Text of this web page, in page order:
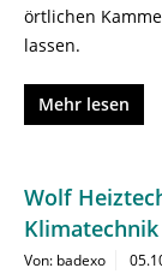
örtlichen
lassen.
Mehr lesen
Wolf
Klimatechnik
Von: badexo